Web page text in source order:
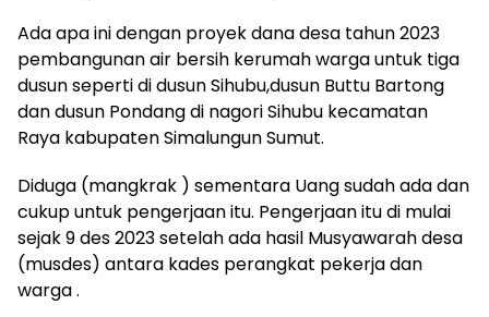
Ada apa ini dengan proyek dana desa tahun 2023
pembangunan air bersih kerumah warga untuk tiga
dusun seperti di dusun Sihubu,dusun Buttu Bartong
dan dusun Pondang di nagori Sihubu kecamatan
Raya kabupaten Simalungun Sumut.
Diduga (mangkrak ) sementara Uang sudah ada dan
cukup untuk pengerjaan itu. Pengerjaan itu di mulai
sejak 9 des 2023 setelah ada hasil Musyawarah desa
(musdes) antara kades perangkat pekerja dan
warga .